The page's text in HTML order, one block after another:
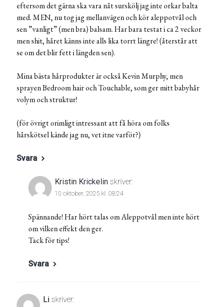
eftersom det gärna ska vara nåt surskölj jag inte orkar balta
med. MEN, nu tog jag mellanvägen och kör aleppotvål och
sen ”vanligt” (men bra) balsam. Har bara testat i ca 2 veckor
men shit, håret känns inte alls lika torrt längre! (återstår att
se om det blir fett i längden sen).
Mina bästa hårprodukter är också Kevin Murphy, men
sprayen Bedroom hair och Touchable, som ger mitt babyhår
volym och struktur!
(för övrigt orimligt intressant att få höra om folks
hårskötsel kände jag nu, vet itne varför?)
Svara
Kristin Krickelin skriver:
10 oktober, 2025 kl. 08:24
Spännande! Har hört talas om Aleppotvål men inte hört
om vilken effekt den ger.
Tack för tips!
Svara
Li skriver: